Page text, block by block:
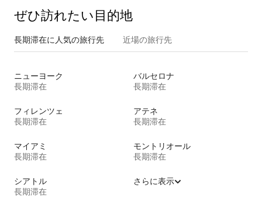
ぜひ訪⁠れ⁠た⁠い目⁠的⁠地
長期滞在に人気の旅行先 近場の旅行先
ニューヨーク
長期滞在
バルセロナ
長期滞在
フィレンツェ
長期滞在
アテネ
長期滞在
マイアミ
長期滞在
モントリオール
長期滞在
シアトル
長期滞在
さらに表示